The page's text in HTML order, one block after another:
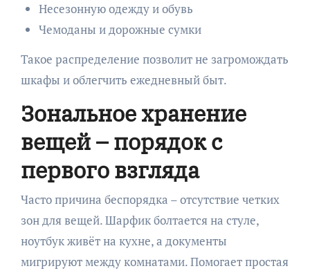
Несезонную одежду и обувь
Чемоданы и дорожные сумки
Такое распределение позволит не загромождать
шкафы и облегчить ежедневный быт.
Зональное хранение
вещей – порядок с
первого взгляда
Часто причина беспорядка – отсутствие четких
зон для вещей. Шарфик болтается на стуле,
ноутбук живёт на кухне, а документы
мигрируют между комнатами. Помогает простая